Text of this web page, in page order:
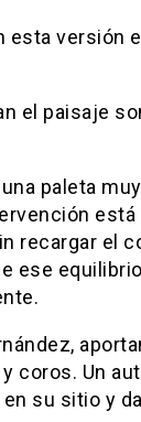
esta versión
el paisaje
paleta
recargar el
ese
,
coros. Un
su sitio y